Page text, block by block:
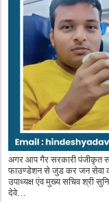
अगर आप गैर सरकारी पंजीकृत
फाउण्डेशन से जुड कर जन सेवा
उपाध्यक्ष एंव मुख्य सचिव श्री
देवे…